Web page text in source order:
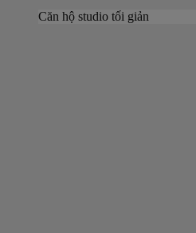
Căn hộ studio tối giản